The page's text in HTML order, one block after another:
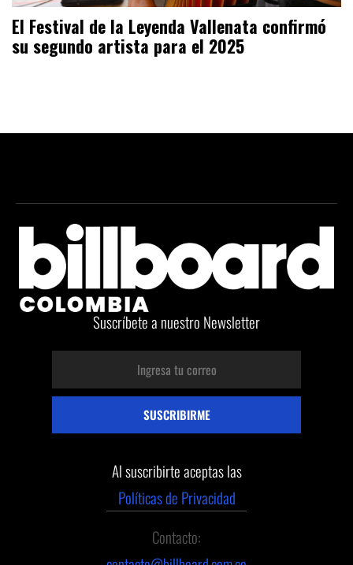
El Festival de la Leyenda Vallenata confirmó
su segundo artista para el 2025
Suscríbete a nuestro Newsletter
Al suscribirte aceptas las
Políticas de Privacidad
Contacto: